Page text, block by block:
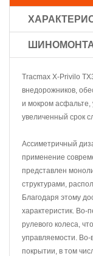
Tracmax X-Privilo
внедорожников,
и мокром
увеличенный срок
Ассиметричный
применение
представлен
структурами,
Благодаря этому
характеристик. Во-
рулевого колеса,
управляемости.
покрытии, в том